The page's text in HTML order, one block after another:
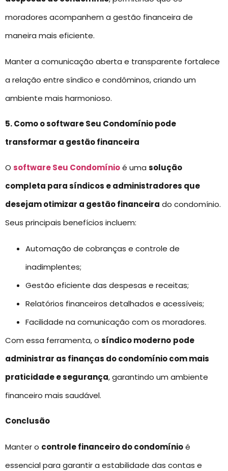
moradores acompanhem a gestão financeira de
maneira mais eficiente.
Manter a comunicação aberta e transparente fortalece
a relação entre síndico e condôminos, criando um
ambiente mais harmonioso.
5. Como o software Seu Condomínio pode
transformar a gestão financeira
O software Seu Condomínioé uma solução
completa para síndicos e administradores que
desejam otimizar a gestão financeira do condomínio.
Seus principais benefícios incluem:
Automação de cobranças e controle de
inadimplentes;
Gestão eficiente das despesas e receitas;
Relatórios financeiros detalhados e acessíveis;
Facilidade na comunicação com os moradores.
Com essa ferramenta, o síndico moderno pode
administrar as finanças do condomínio com mais
praticidade e segurança, garantindo um ambiente
financeiro mais saudável.
Conclusão
Manter o controle financeiro do condomínioé
essencial para garantir a estabilidade das contas e